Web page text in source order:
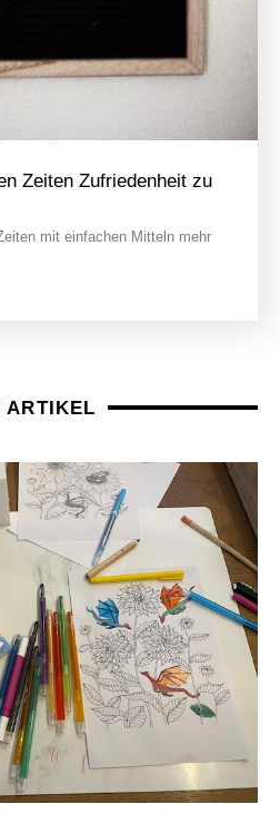
Zeiten Zufriedenheit zu
mit einfachen Mitteln mehr
ARTIKEL